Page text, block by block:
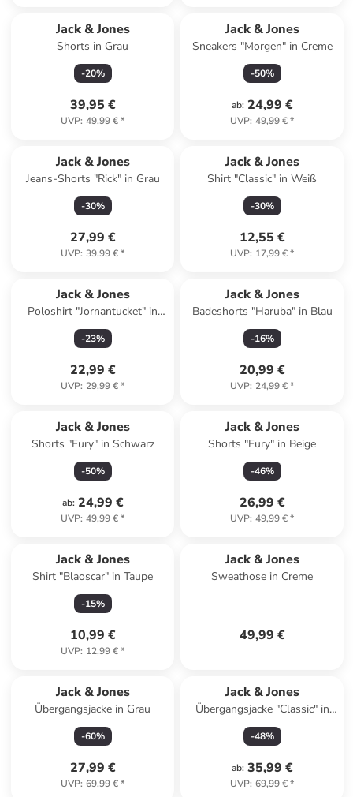
Jack & Jones
Shorts in Grau
-20%
39,95 €
UVP: 49,99 €*
Jack & Jones
Sneakers "Morgen" in Creme
-50%
ab: 24,99 €
UVP: 49,99 €*
Jack & Jones
Jeans-Shorts "Rick" in Grau
-30%
27,99 €
UVP: 39,99 €*
Jack & Jones
Shirt "Classic" in Weiß
-30%
12,55 €
UVP: 17,99 €*
Jack & Jones
Poloshirt "Jornantucket" in
Hellblau
-23%
22,99 €
UVP: 29,99 €*
Jack & Jones
Badeshorts "Haruba" in Blau
-16%
20,99 €
UVP: 24,99 €*
Jack & Jones
Shorts "Fury" in Schwarz
-50%
ab: 24,99 €
UVP: 49,99 €*
Jack & Jones
Shorts "Fury" in Beige
-46%
26,99 €
UVP: 49,99 €*
Jack & Jones
Shirt "Blaoscar" in Taupe
-15%
10,99 €
UVP: 12,99 €*
Jack & Jones
Sweathose in Creme
49,99 €
Jack & Jones
Übergangsjacke in Grau
-60%
27,99 €
UVP: 69,99 €*
Jack & Jones
Übergangsjacke "Classic" in
Khaki
-48%
ab: 35,99 €
UVP: 69,99 €*